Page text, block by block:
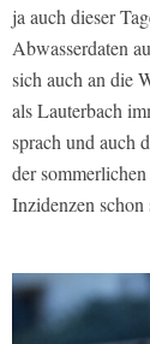
ja auch dieser
Abwasserdaten
sich auch an die
als Lauterbach
sprach und auch
der
Inzidenzen